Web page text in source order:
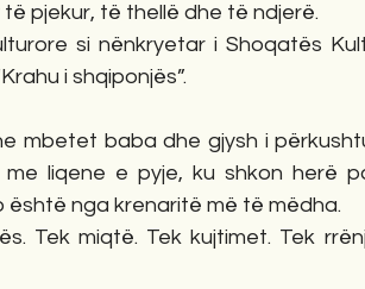
pjekur, të thellë dhe të ndjerë.
si nënkryetar i Shoqatës
i shqiponjës”.
mbetet baba dhe gjysh i
liqene e pyje, ku shkon herë
nga krenaritë më të mëdha.
Tek miqtë. Tek kujtimet. Tek